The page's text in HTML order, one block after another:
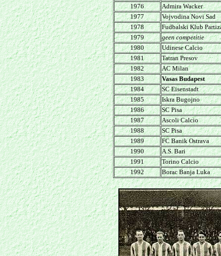
1976
Admira Wacker
1977
Vojvodina Novi Sad
1978
Fudbalski Klub
1979
geen competitie
1980
Udinese Calcio
1981
Tatran Presov
1982
AC Milan
1983
Vasas Budapest
1984
SC Eisenstadt
1985
Iskra Bugojno
1986
SC Pisa
1987
Ascoli Calcio
1988
SC Pisa
1989
FC Banik Ostrava
1990
A.S. Bari
1991
Torino Calcio
1992
Borac Banja Luka